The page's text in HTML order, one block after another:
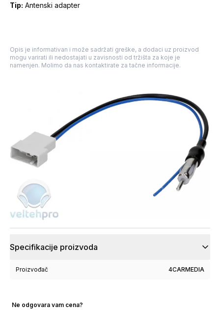
Tip: Antenski adapter
Opis je informativan i može sadržati greške, a dodaci uz proizvod
mogu varirati ili nedostajati u zavisnosti od tržišta za koje je
namenjen. Molimo da nas kontaktirate za tačne informacije.
Specifikacije proizvoda
Proizvođač 4CARMEDIA
Ne odgovara vam cena?